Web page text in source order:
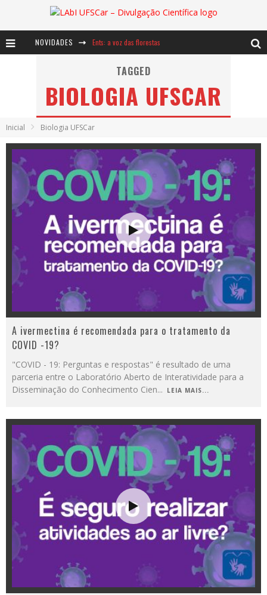
NOVIDADES Ents: a voz das florestas
Notáveis: Bertha Lutz
Baú de Histórias - A jamais imaginada aventura com os moinhos de vento
TAGGED
BIOLOGIA UFSCAR
Inicial Biologia UFSCar
A ivermectina é recomendada para o tratamento da
COVID -19?
"COVID - 19: Perguntas e respostas" é resultado de uma
parceria entre o Laboratório Aberto de Interatividade para a
Disseminação do Conhecimento Cien... LEIA MAIS...